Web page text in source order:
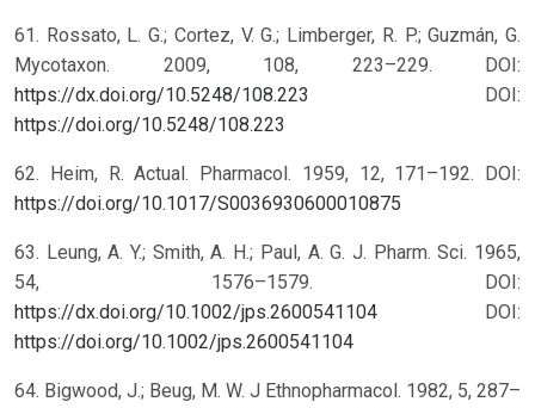
61. Rossato, L. G.; Cortez, V. G.; Limberger, R. P.; Guzmán, G.
Mycotaxon. 2009, 108, 223–229. DOI:
https://dx.doi.org/10.5248/108.223
DOI:
https://doi.org/10.5248/108.223
62. Heim, R. Actual. Pharmacol. 1959, 12, 171–192. DOI:
https://doi.org/10.1017/S0036930600010875
63. Leung, A. Y.; Smith, A. H.; Paul, A. G. J. Pharm. Sci. 1965,
54, 1576–1579. DOI:
https://dx.doi.org/10.1002/jps.2600541104
DOI:
https://doi.org/10.1002/jps.2600541104
64. Bigwood, J.; Beug, M. W. J Ethnopharmacol. 1982, 5, 287–